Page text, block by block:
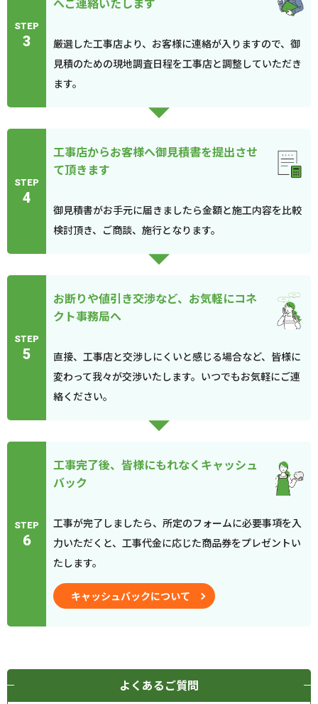
STEP
3
厳選した工事店より、お客様に連絡が入りますので、御
見積のための現地調査日程を工事店と調整していただき
ます。
STEP
4
工事店からお客様へ御見積書を提出させ
て頂きます
御見積書がお手元に届きましたら金額と施工内容を比較
検討頂き、ご商談、施行となります。
STEP
5
お断りや値引き交渉など、お気軽にコネ
クト事務局へ
直接、工事店と交渉しにくいと感じる場合など、皆様に
変わって我々が交渉いたします。いつでもお気軽にご連
絡ください。
STEP
6
工事完了後、皆様にもれなくキャッシュ
バック
工事が完了しましたら、所定のフォームに必要事項を入
力いただくと、工事代金に応じた商品券をプレゼントい
たします。
キャッシュバックについて
よくあるご質問